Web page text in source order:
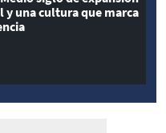
y una cultura que marca